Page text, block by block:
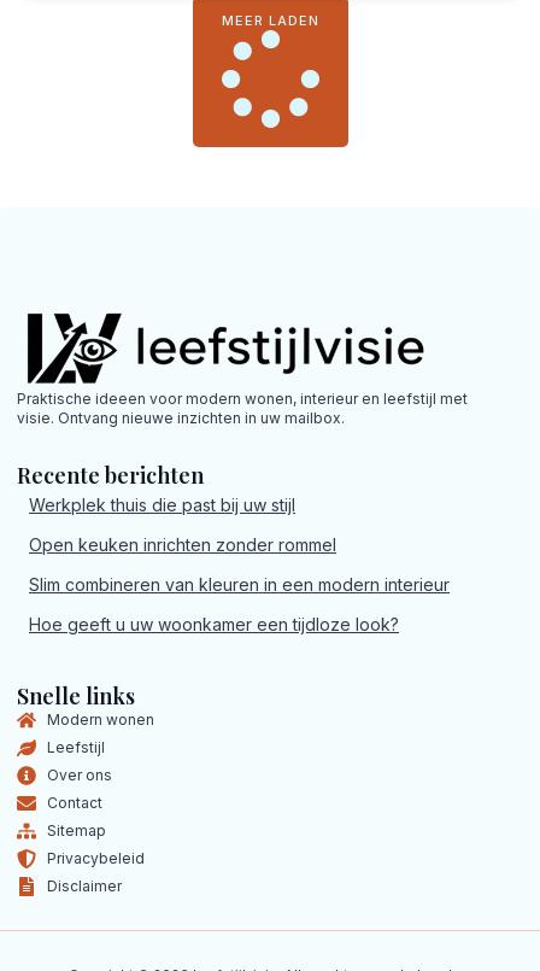
MEER LADEN
Praktische ideeen voor modern wonen, interieur en leefstijl met
visie. Ontvang nieuwe inzichten in uw mailbox.
Recente berichten
Werkplek thuis die past bij uw stijl
Open keuken inrichten zonder rommel
Slim combineren van kleuren in een modern interieur
Hoe geeft u uw woonkamer een tijdloze look?
Snelle links
Modern wonen
Leefstijl
Over ons
Contact
Sitemap
Privacybeleid
Disclaimer